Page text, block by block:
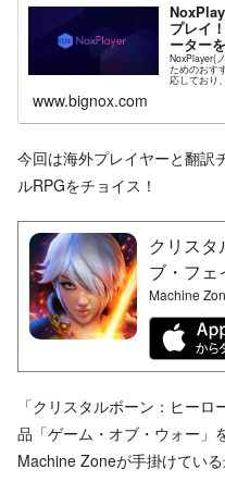
プレイ
ーター
NoxPlayer(
ためのおす
応しており
www.bignox.com
今回は海外プレイヤーと翻訳
ルRPGをチョイス！
クリス
ブ・フェ
Machine
「クリスタルボーン：ヒー
品「ゲーム・オブ・ウォー」
Machine Zoneが手掛けている